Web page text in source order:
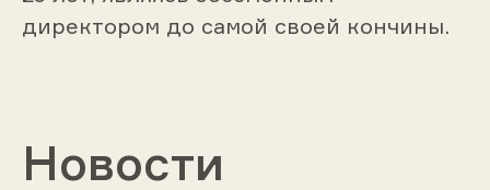
директором до самой своей кончины.
Новости